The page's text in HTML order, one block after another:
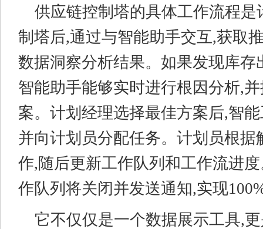
供应链控制塔的具体工作流程是
制塔后,通过与智能助手交互,获取
数据洞察分析结果。如果发现库存
智能助手能够实时进行根因分析,
案。计划经理选择最佳方案后,智
并向计划员分配任务。计划员根据
作,随后更新工作队列和工作流进
作队列将关闭并发送通知,实现
它不仅仅是一个数据展示工具,